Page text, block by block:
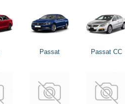
Passat Passat CC